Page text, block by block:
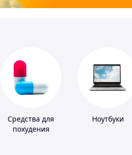
Средства для
похудения
Ноутбуки